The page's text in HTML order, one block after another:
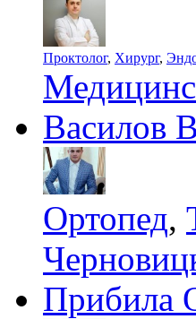
Проктолог, Хирург,
Василов
Ортопед,
Прибила